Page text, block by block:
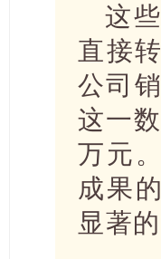
这
直接
公司
这一
万元
成果
显著